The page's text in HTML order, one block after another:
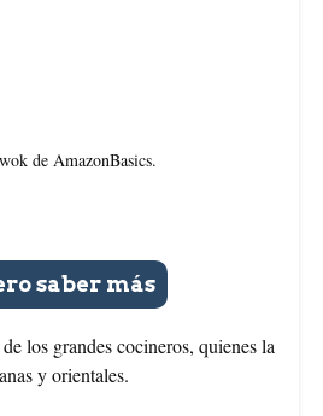
de AmazonBasics.
saber más
los grandes cocineros, quienes la
y orientales.